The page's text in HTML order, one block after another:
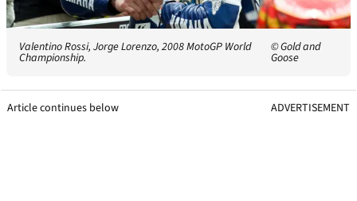
Valentino Rossi, Jorge Lorenzo, 2008 MotoGP World
Championship.
© Gold and
Goose
Article continues below ADVERTISEMENT